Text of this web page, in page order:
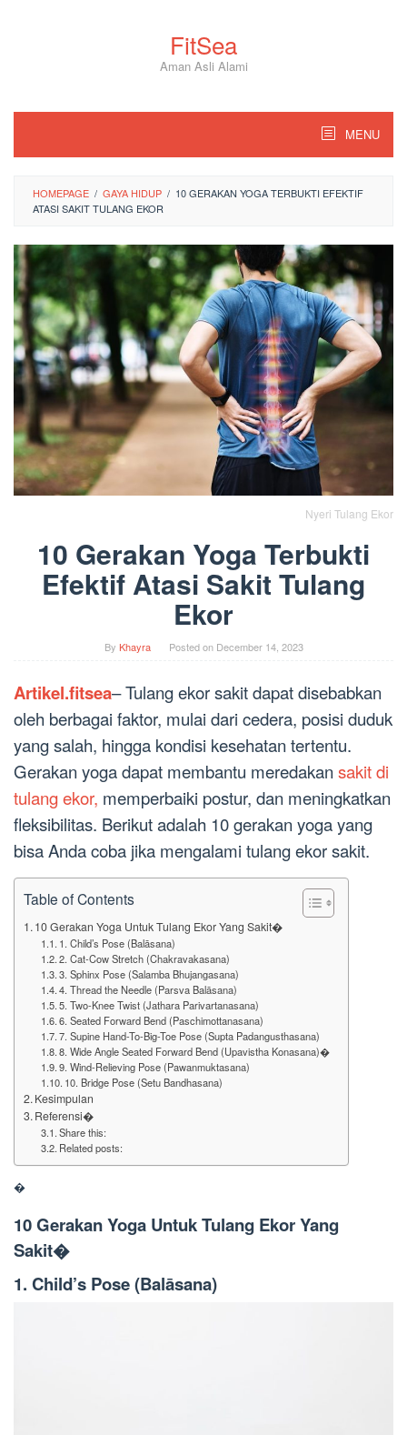
FitSea
Aman Asli Alami
MENU
HOMEPAGE / GAYA HIDUP / 10 GERAKAN YOGA TERBUKTI EFEKTIF
ATASI SAKIT TULANG EKOR
Nyeri Tulang Ekor
10 Gerakan Yoga Terbukti
Efektif Atasi Sakit Tulang
Ekor
By Khayra Posted on December 14, 2023
Artikel.fitsea– Tulang ekor sakit dapat disebabkan
oleh berbagai faktor, mulai dari cedera, posisi duduk
yang salah, hingga kondisi kesehatan tertentu.
Gerakan yoga dapat membantu meredakan sakit di
tulang ekor, memperbaiki postur, dan meningkatkan
fleksibilitas. Berikut adalah 10 gerakan yoga yang
bisa Anda coba jika mengalami tulang ekor sakit.
Table of Contents
10 Gerakan Yoga Untuk Tulang Ekor Yang Sakit�
1. Child’s Pose (Balāsana)
2. Cat-Cow Stretch (Chakravakasana)
3. Sphinx Pose (Salamba Bhujangasana)
4. Thread the Needle (Parsva Balāsana)
5. Two-Knee Twist (Jathara Parivartanasana)
6. Seated Forward Bend (Paschimottanasana)
7. Supine Hand-To-Big-Toe Pose (Supta Padangusthasana)
8. Wide Angle Seated Forward Bend (Upavistha Konasana)�
9. Wind-Relieving Pose (Pawanmuktasana)
10. Bridge Pose (Setu Bandhasana)
Kesimpulan
Referensi�
Share this:
Related posts:
�
10 Gerakan Yoga Untuk Tulang Ekor Yang
Sakit�
1. Child’s Pose (Balāsana)